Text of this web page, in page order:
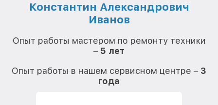
Константин Александрович
Иванов
Опыт работы мастером по ремонту техники
– 5 лет
Опыт работы в нашем сервисном центре – 3
года